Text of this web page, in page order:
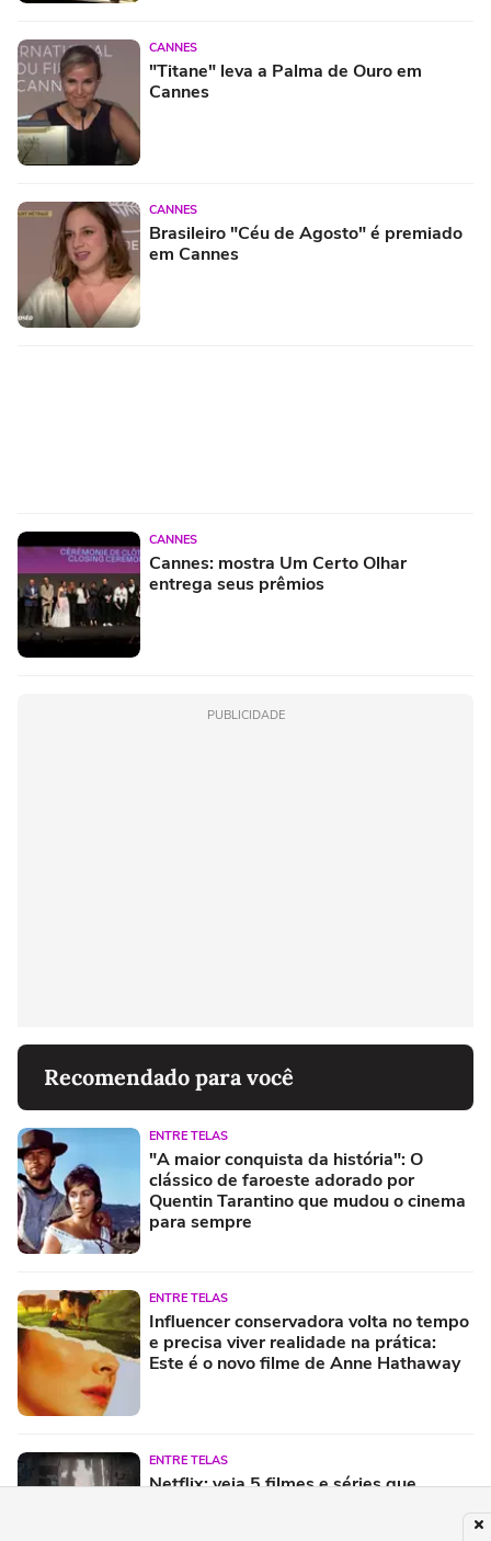
CANNES
"Titane" leva a Palma de Ouro em
Cannes
CANNES
Brasileiro "Céu de Agosto" é premiado
em Cannes
CANNES
Cannes: mostra Um Certo Olhar
entrega seus prêmios
PUBLICIDADE
Recomendado para você
ENTRE TELAS
"A maior conquista da história": O
clássico de faroeste adorado por
Quentin Tarantino que mudou o cinema
para sempre
ENTRE TELAS
Influencer conservadora volta no tempo
e precisa viver realidade na prática:
Este é o novo filme de Anne Hathaway
ENTRE TELAS
Netflix: veja 5 filmes e séries que